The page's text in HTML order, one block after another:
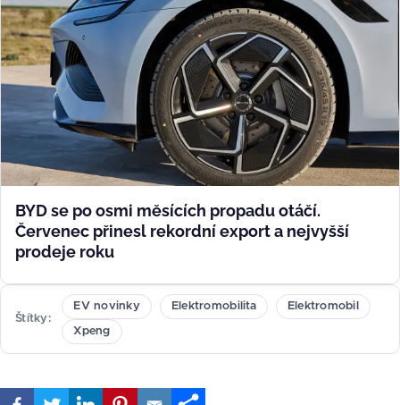
BYD se po osmi měsících propadu otáčí.
Červenec přinesl rekordní export a nejvyšší
prodeje roku
Štítky
EV novinky Elektromobilita Elektromobil
Xpeng